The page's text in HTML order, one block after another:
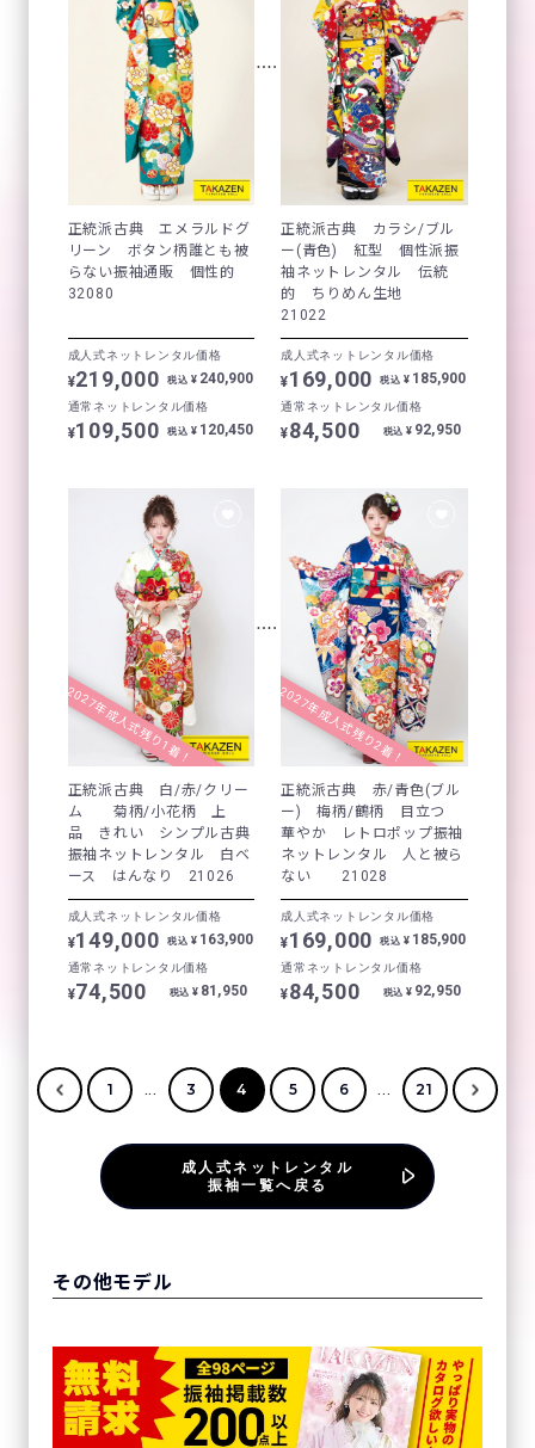
正統派古典 エメラルドグ
リーン ボタン柄誰とも被
らない振袖通販 個性的
32080
成人式ネットレンタル価格
¥219,000 税込 ¥ 240,900
通常ネットレンタル価格
¥109,500 税込 ¥ 120,450
正統派古典 カラシ/ブル
ー(青色) 紅型 個性派振
袖ネットレンタル 伝統
的 ちりめん生地
21022
成人式ネットレンタル価格
¥169,000 税込 ¥ 185,900
通常ネットレンタル価格
¥84,500 税込 ¥ 92,950
2027年成人式残り1着！
正統派古典 白/赤/クリー
ム 菊柄/小花柄 上
品 きれい シンプル古典
振袖ネットレンタル 白ベ
ース はんなり 21026
成人式ネットレンタル価格
¥149,000 税込 ¥ 163,900
通常ネットレンタル価格
¥74,500 税込 ¥ 81,950
2027年成人式残り2着！
正統派古典 赤/青色(ブル
ー) 梅柄/鶴柄 目立つ
華やか レトロポップ振袖
ネットレンタル 人と被ら
ない 21028
成人式ネットレンタル価格
¥169,000 税込 ¥ 185,900
通常ネットレンタル価格
¥84,500 税込 ¥ 92,950
1 ... 3 4 5 6 ... 21
成人式ネットレンタル
振袖一覧へ戻る
その他モデル